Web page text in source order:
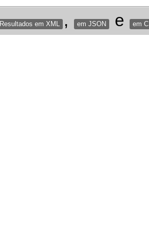
Resultados em XML , em JSON e em